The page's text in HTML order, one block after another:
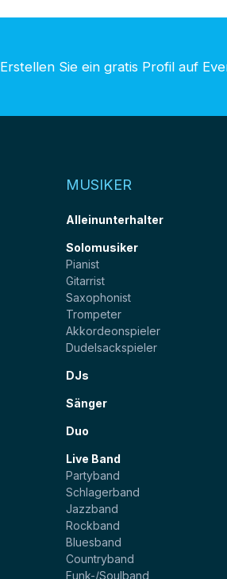
Erstellen Sie ein gratis Profil auf
MUSIKER
Alleinunterhalter
Solomusiker
Pianist
Gitarrist
Saxophonist
Trompeter
Akkordeonspieler
Dudelsackspieler
DJs
Sänger
Duo
Live Band
Partyband
Schlagerband
Jazzband
Rockband
Bluesband
Countryband
Funk-/Soulband